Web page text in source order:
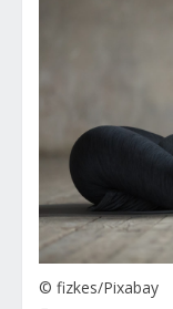
© fizkes/Pixabay